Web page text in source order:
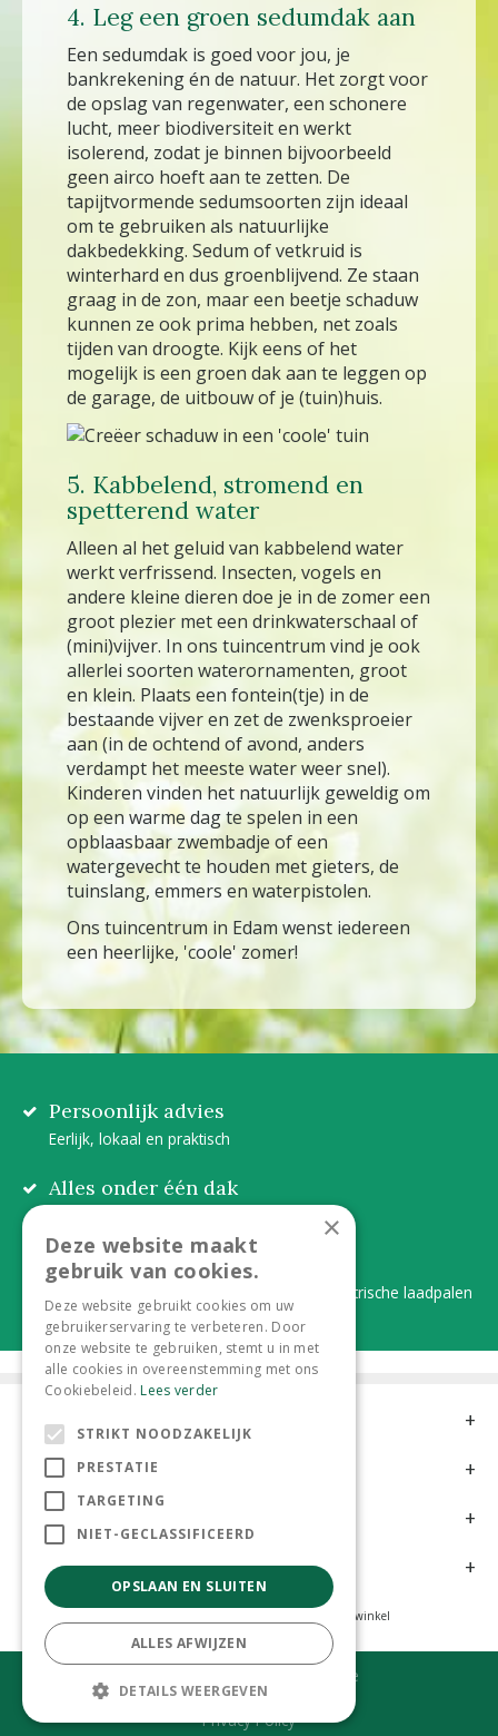
4. Leg een groen sedumdak aan
Een sedumdak is goed voor jou, je
bankrekening én de natuur. Het zorgt voor
de opslag van regenwater, een schonere
lucht, meer biodiversiteit en werkt
isolerend, zodat je binnen bijvoorbeeld
geen airco hoeft aan te zetten. De
tapijtvormende sedumsoorten zijn ideaal
om te gebruiken als natuurlijke
dakbedekking. Sedum of vetkruid is
winterhard en dus groenblijvend. Ze staan
graag in de zon, maar een beetje schaduw
kunnen ze ook prima hebben, net zoals
tijden van droogte. Kijk eens of het
mogelijk is een groen dak aan te leggen op
de garage, de uitbouw of je (tuin)huis.
5. Kabbelend, stromend en
spetterend water
Alleen al het geluid van kabbelend water
werkt verfrissend. Insecten, vogels en
andere kleine dieren doe je in de zomer een
groot plezier met een drinkwaterschaal of
(mini)vijver. In ons tuincentrum vind je ook
allerlei soorten waterornamenten, groot
en klein. Plaats een fontein(tje) in de
bestaande vijver en zet de zwenksproeier
aan (in de ochtend of avond, anders
verdampt het meeste water weer snel).
Kinderen vinden het natuurlijk geweldig om
op een warme dag te spelen in een
opblaasbaar zwembadje of een
watergevecht te houden met gieters, de
tuinslang, emmers en waterpistolen.
Ons tuincentrum in Edam wenst iedereen
een heerlijke, 'coole' zomer!
Persoonlijk advies
Eerlijk, lokaal en praktisch
Alles onder één dak
Duurzaam en dorpsgemak
Lever je statiegeldflessen bij ons in én elektrische laadpalen
Contact
Openingstijden
Meer informatie
Klantervaringen
Dierenwinkel
© Tuincentrum 't Lokkemientje
Green Solutions
Privacy Policy
×
Deze website maakt
gebruik van cookies.
Deze website gebruikt cookies om uw
gebruikerservaring te verbeteren. Door
onze website te gebruiken, stemt u in met
alle cookies in overeenstemming met ons
Cookiebeleid. Lees verder
STRIKT NOODZAKELIJK
PRESTATIE
TARGETING
NIET-GECLASSIFICEERD
OPSLAAN EN SLUITEN
ALLES AFWIJZEN
DETAILS WEERGEVEN